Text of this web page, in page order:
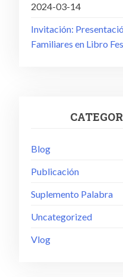
2024-03-14
Invitación:
Familiares en Libro
Blog
Publicación
Suplemento Palabra
Uncategorized
Vlog